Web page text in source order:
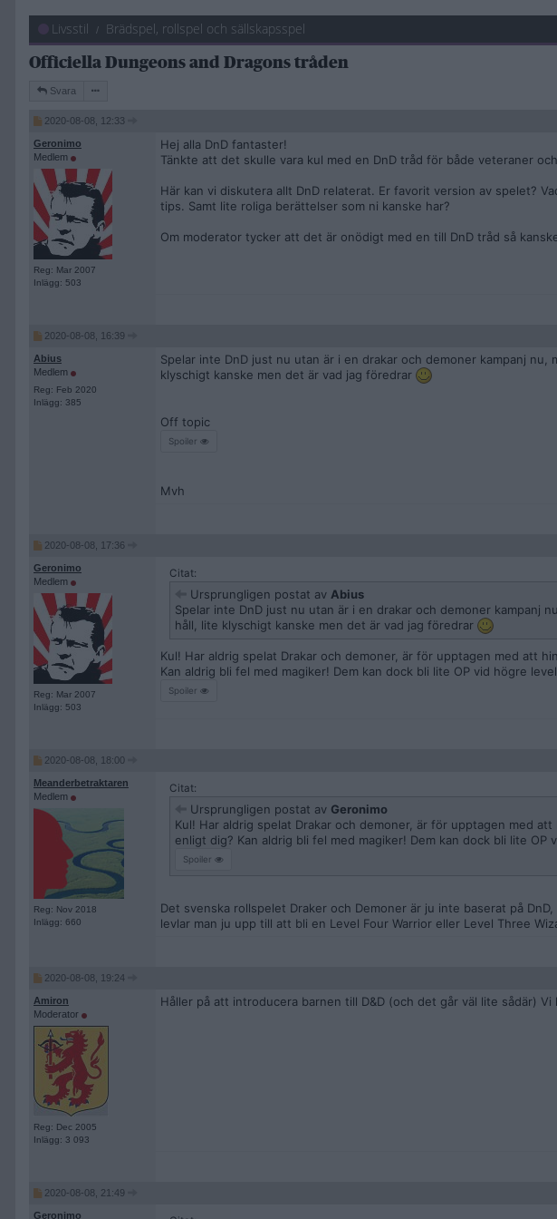
Livsstil Brädspel, rollspel och sällskapsspel
Officiella Dungeons and Dragons tråden
Svara
2020-08-08, 12:33
Geronimo
Medlem
Reg: Mar 2007
Inlägg: 503
Hej alla DnD fantaster!
Tänkte att det skulle vara kul med en DnD tråd för både veteraner
Här kan vi diskutera allt DnD relaterat. Er favorit version av spelet?
tips. Samt lite roliga berättelser som ni kanske har?
Om moderator tycker att det är onödigt med en till DnD tråd så
2020-08-08, 16:39
Abius
Medlem
Reg: Feb 2020
Inlägg: 385
Spelar inte DnD just nu utan är i en drakar och demoner kampanj
klyschigt kanske men det är vad jag föredrar
Off topic
Spoiler
Mvh
2020-08-08, 17:36
Geronimo
Medlem
Reg: Mar 2007
Inlägg: 503
Citat:
Ursprungligen postat av Abius
Spelar inte DnD just nu utan är i en drakar och demoner kampanj
håll, lite klyschigt kanske men det är vad jag föredrar
Kul! Har aldrig spelat Drakar och demoner, är för upptagen med att
Kan aldrig bli fel med magiker! Dem kan dock bli lite OP vid högre
Spoiler
2020-08-08, 18:00
Meanderbetraktaren
Medlem
Reg: Nov 2018
Inlägg: 660
Citat:
Ursprungligen postat av Geronimo
Kul! Har aldrig spelat Drakar och demoner, är för upptagen med
enligt dig? Kan aldrig bli fel med magiker! Dem kan dock bli lite OP
Spoiler
Det svenska rollspelet Draker och Demoner är ju inte baserat på
levlar man ju upp till att bli en Level Four Warrior eller Level Three
2020-08-08, 19:24
Amiron
Moderator
Reg: Dec 2005
Inlägg: 3 093
Håller på att introducera barnen till D&D (och det går väl lite sådär)
2020-08-08, 21:49
Geronimo